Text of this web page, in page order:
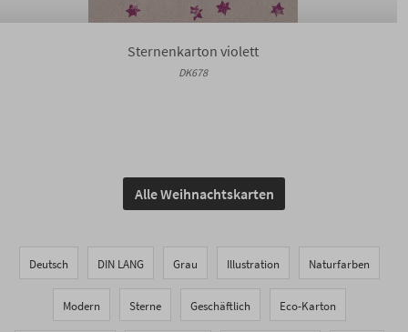
Sternenkarton violett
DK678
Alle Weihnachtskarten
Deutsch DIN LANG Grau Illustration Naturfarben
Modern Sterne Geschäftlich Eco-Karton